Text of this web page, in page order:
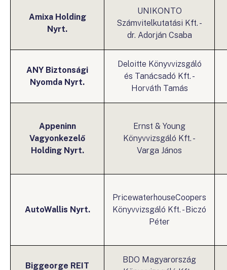
Amixa Holding
Nyrt.
UNIKONTO
Számvitelkutatási Kft. -
dr. Adorján Csaba
ANY Biztonsági
Nyomda Nyrt.
Deloitte Könyvvizsgáló
és Tanácsadó Kft. -
Horváth Tamás
Appeninn
Vagyonkezelő
Holding Nyrt.
Ernst & Young
Könyvvizsgáló Kft. -
Varga János
AutoWallis Nyrt.
PricewaterhouseCoopers
Könyvvizsgáló Kft. - Biczó
Péter
Biggeorge REIT
BDO Magyarország